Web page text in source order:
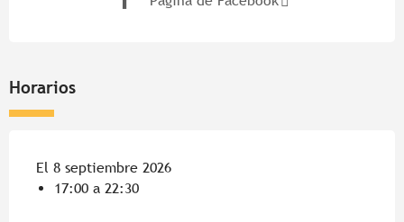
Horarios
El 8 septiembre 2026
17:00 a 22:30